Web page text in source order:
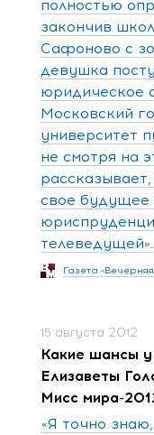
полностью
закончив
Сафоново с
девушка
юридическое
Московский
университет
не смотря на
свое будущее
телеведущей».
Газета
15 августа 2012
Какие шансы у
Елизаветы
Мисс мира-
«Я точно